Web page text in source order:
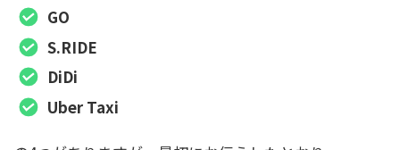
GO
S.RIDE
DiDi
Uber Taxi